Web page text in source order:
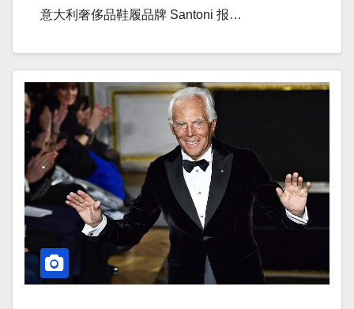
意大利奢侈品鞋履品牌 Santoni 报…